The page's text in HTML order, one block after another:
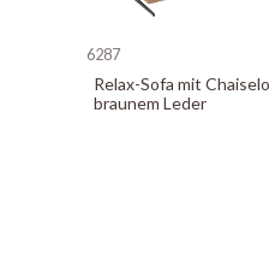
6287
Relax-Sofa mit
braunem Leder